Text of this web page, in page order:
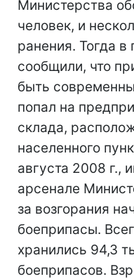
Министерства
человек, и
ранения. Тогда
сообщили, что
быть
попал на
склада,
населенного
августа 2008 г.,
арсенале
за возгорания
боеприпасы.
хранились 94,3
боеприпасов.